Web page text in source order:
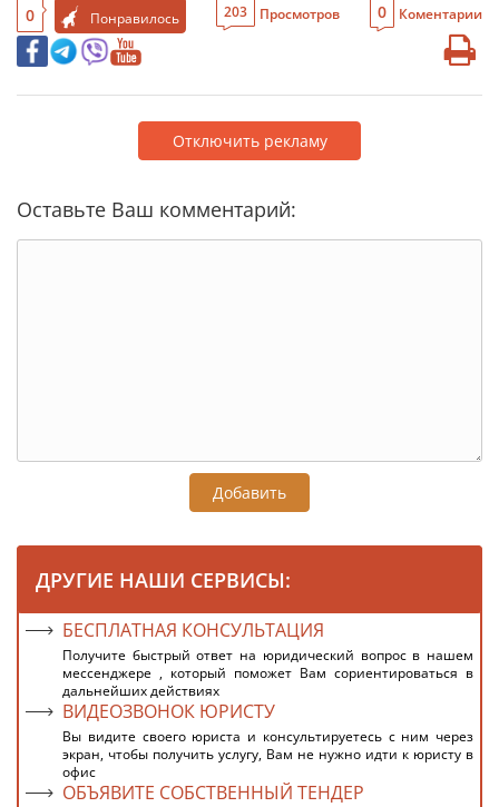
0 Понравилось 203 Просмотров 0 Коментарии
Отключить рекламу
Оставьте Ваш комментарий:
Добавить
ДРУГИЕ НАШИ СЕРВИСЫ:
БЕСПЛАТНАЯ КОНСУЛЬТАЦИЯ
Получите быстрый ответ на юридический вопрос в нашем
мессенджере , который поможет Вам сориентироваться в
дальнейших действиях
ВИДЕОЗВОНОК ЮРИСТУ
Вы видите своего юриста и консультируетесь с ним через
экран, чтобы получить услугу, Вам не нужно идти к юристу в
офис
ОБЪЯВИТЕ СОБСТВЕННЫЙ ТЕНДЕР